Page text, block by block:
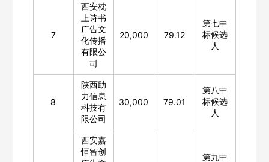
7
西安枕
上诗书
广告文
化传播
有限公
司
20,000 79.12
第七中
标候选
人
8
陕西助
力信息
科技有
限公司
30,000 79.01
第八中
标候选
人
西安嘉
恒智创
第九中